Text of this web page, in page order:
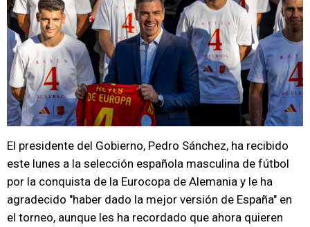
El presidente del Gobierno, Pedro Sánchez, ha recibido
este lunes a la selección española masculina de fútbol
por la conquista de la Eurocopa de Alemania y le ha
agradecido "haber dado la mejor versión de España" en
el torneo, aunque les ha recordado que ahora quieren